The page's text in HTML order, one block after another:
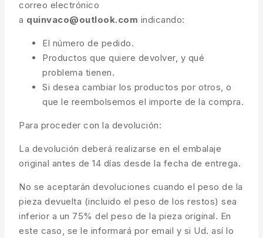
correo electrónico
a quinvaco@outlook.com indicando:
El número de pedido.
Productos que quiere devolver, y qué
problema tienen.
Si desea cambiar los productos por otros, o
que le reembolsemos el importe de la compra.
Para proceder con la devolución:
La devolución deberá realizarse en el embalaje
original antes de 14 días desde la fecha de entrega.
No se aceptarán devoluciones cuando el peso de la
pieza devuelta (incluido el peso de los restos) sea
inferior a un 75% del peso de la pieza original. En
este caso, se le informará por email y si Ud. así lo